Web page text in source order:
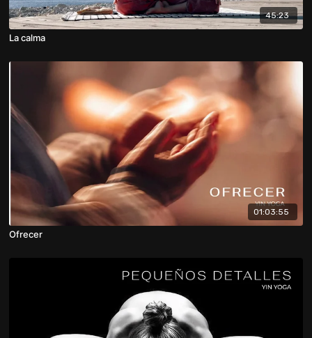
45:23
La calma
01:03:55
Ofrecer